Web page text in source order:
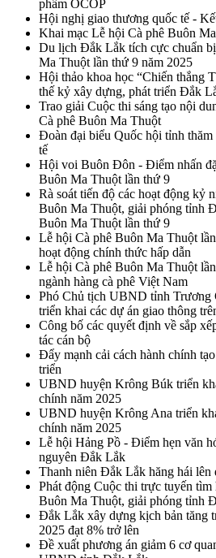
phẩm OCOP
Hội nghị giao thương quốc tế -
Khai mạc Lễ hội Cà phê Buôn
Du lịch Đắk Lắk tích cực chuẩn
Ma Thuột lần thứ 9 năm 2025
Hội thảo khoa học “Chiến thắng
thế kỷ xây dựng, phát triển Đắk
Trao giải Cuộc thi sáng tạo nội
Cà phê Buôn Ma Thuột
Đoàn đại biểu Quốc hội tỉnh
tế
Hội voi Buôn Đôn - Điểm nhấn
Buôn Ma Thuột lần thứ 9
Rà soát tiến độ các hoạt động kỷ
Buôn Ma Thuột, giải phóng tỉnh
Buôn Ma Thuột lần thứ 9
Lễ hội Cà phê Buôn Ma Thuột
hoạt động chính thức hấp dẫn
Lễ hội Cà phê Buôn Ma Thuột
ngành hàng cà phê Việt Nam
Phó Chủ tịch UBND tỉnh Trương
triển khai các dự án giao thông
Công bố các quyết định về sắp
tác cán bộ
Đẩy mạnh cải cách hành chính
triển
UBND huyện Krông Búk triển
chính năm 2025
UBND huyện Krông Ana triển
chính năm 2025
Lễ hội Hảng Pồ - Điểm hẹn văn
nguyên Đắk Lắk
Thanh niên Đắk Lắk hăng hái lên
Phát động Cuộc thi trực tuyến tìm
Buôn Ma Thuột, giải phóng tỉnh
Đắk Lắk xây dựng kịch bản tăng
2025 đạt 8% trở lên
Đề xuất phương án giảm 6 cơ